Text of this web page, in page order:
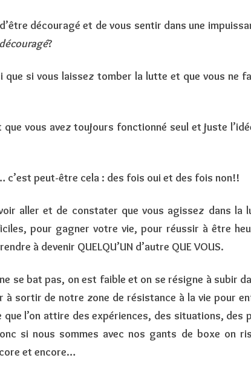
découragé et de vous sentir dans une
?
que si vous laissez tomber la lutte et que vous ne
vous avez toujours fonctionné seul et juste
c’est peut-être cela : des fois oui et des fois non!!
aller et de constater que vous agissez dans
pour gagner votre vie, pour réussir à être
à devenir QUELQU’UN d’autre QUE VOUS.
se bat pas, on est faible et on se résigne à subir
à sortir de notre zone de résistance à la vie pour
l’on attire des expériences, des situations, des
si nous sommes avec nos gants de boxe on
et encore…